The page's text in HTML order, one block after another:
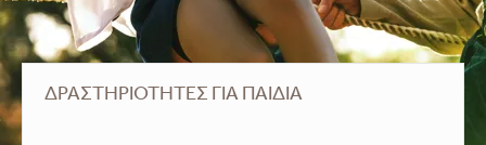
ΔΡΑΣΤΗΡΙΌΤΗΤΕΣ ΓΙΑ ΠΑΙΔΙΆ